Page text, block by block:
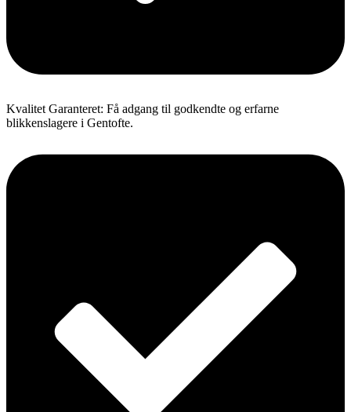
Kvalitet Garanteret: Få adgang til godkendte og erfarne
blikkenslagere i Gentofte.